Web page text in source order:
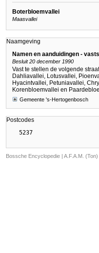
Boterbloemvallei
Maasvallei
Naamgeving
Namen en aanduidingen -
Besluit 20 december 1990
Vast te stellen de volgende
Dahliavallei, Lotusvallei,
Hyacintvallei, Petuniavallei,
Korenbloemvallei en
Gemeente 's-Hertogenbosch
Postcodes
Bossche Encyclopedie | A.F.A.M.